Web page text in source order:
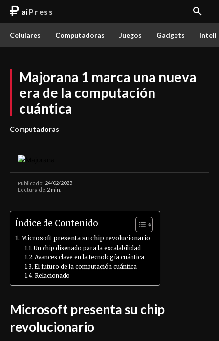
aiPress
Celulares Computadoras Juegos Gadgets
Majorana 1 marca una nueva
era de la computación
cuántica
Computadoras
Publicado: 24/02/2025
Lectura de:2 min.
Índice de Contenido
Microsoft presenta su chip revolucionario
Un chip diseñado para la escalabilidad
Avances clave en la tecnología cuántica
El futuro de la computación cuántica
Relacionado
Microsoft presenta su chip
revolucionario